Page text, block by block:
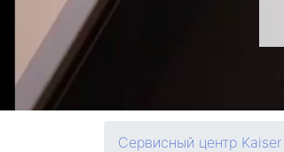
Сервисный центр Kaiser